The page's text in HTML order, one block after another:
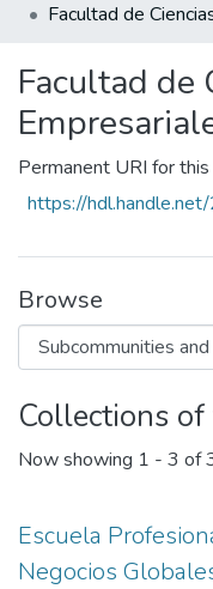
Facultad de
Permanent URI for
https://
Browse
Collections
Now showing 1 - 3 of
Escuela
Negocios